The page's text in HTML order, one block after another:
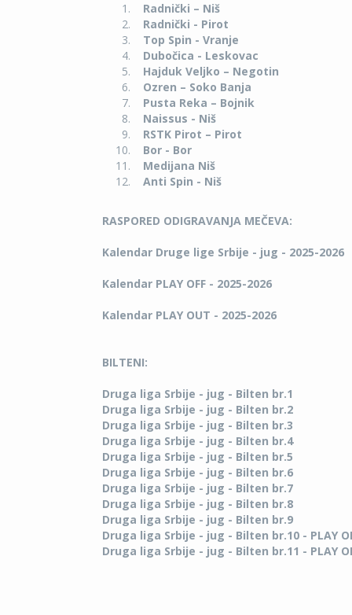
Radnički – Niš
Radnički - Pirot
Top Spin - Vranje
Dubočica - Leskovac
Hajduk Veljko – Negotin
Ozren – Soko Banja
Pusta Reka – Bojnik
Naissus - Niš
RSTK Pirot – Pirot
Bor - Bor
Medijana Niš
Anti Spin - Niš
RASPORED ODIGRAVANJA MEČEVA:
Kalendar Druge lige Srbije - jug - 2025-2026
Kalendar PLAY OFF - 2025-2026
Kalendar PLAY OUT - 2025-2026
BILTENI:
Druga liga Srbije - jug - Bilten br.1
Druga liga Srbije - jug - Bilten br.2
Druga liga Srbije - jug - Bilten br.3
Druga liga Srbije - jug - Bilten br.4
Druga liga Srbije - jug - Bilten br.5
Druga liga Srbije - jug - Bilten br.6
Druga liga Srbije - jug - Bilten br.7
Druga liga Srbije - jug - Bilten br.8
Druga liga Srbije - jug - Bilten br.9
Druga liga Srbije - jug - Bilten br.10 - PLAY
Druga liga Srbije - jug - Bilten br.11 - PLAY